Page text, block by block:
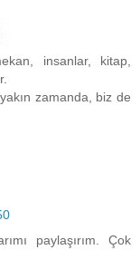
insanlar, kitap,
zamanda, biz de
paylaşırım. Çok